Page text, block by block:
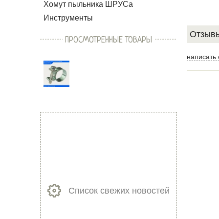
Хомут пыльника ШРУСа
Инструменты
написать
ПРОСМОТРЕННЫЕ ТОВАРЫ
Список свежих новостей